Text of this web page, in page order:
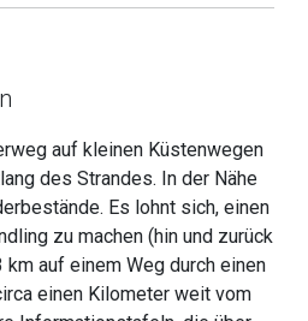
auf kleinen Küstenwegen
des Strandes. In der Nähe
Es lohnt sich, einen
zu machen (hin und zurück
auf einem Weg durch einen
einen Kilometer weit vom